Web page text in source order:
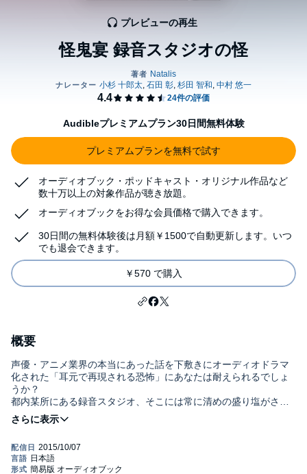
怪鬼宴 録音スタジオの怪
プレビューの再生
Audibleプレミアムプラン30日間無料体験
プレミアムプランを無料で試す
オーディオブック・ポッドキャスト・オリジナル作品など
数十万以上の対象作品が聴き放題。
オーディオブックをお得な会員価格で購入できます。
30日間の無料体験後は月額￥1500で自動更新します。いつ
でも退会できます。
￥570 で購入
概要
声優・アニメ業界の本当にあった話を下敷きにオーディオドラマ
化された「耳元で再現される恐怖」にあなたは耐えられるでしょ
うか？
都内某所にある録音スタジオ、そこには常に清めの盛り塩がされ
ている―(Ｃ)SPICE VISUAL